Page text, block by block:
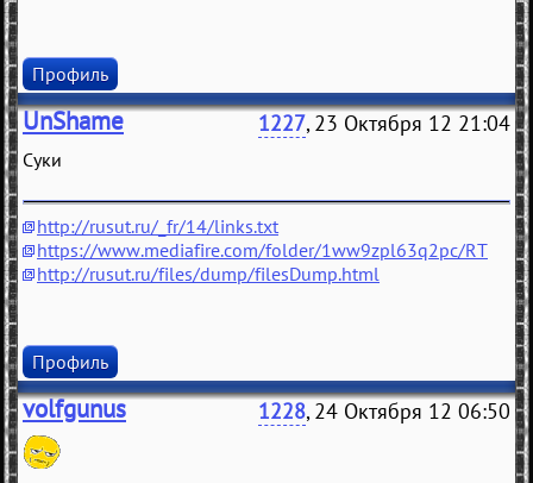
Профиль
UnShame 1227, 23 Октября 12 21:04
Суки
http://rusut.ru/_fr/14/links.txt
https://www.mediafire.com/folder/1ww9zpl63q2pc/RT
http://rusut.ru/files/dump/filesDump.html
Профиль
volfgunus 1228, 24 Октября 12 06:50